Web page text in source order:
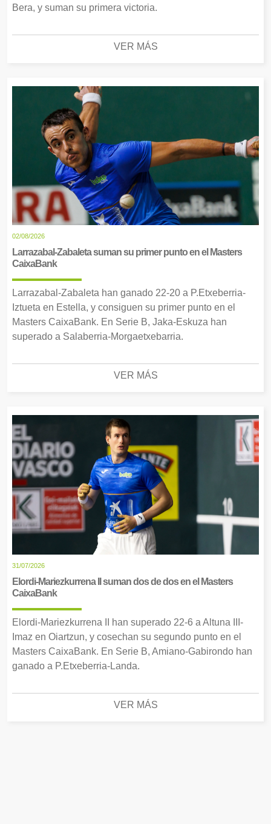
Bera, y suman su primera victoria.
VER MÁS
02/08/2026
Larrazabal-Zabaleta suman su primer punto en el Masters
CaixaBank
Larrazabal-Zabaleta han ganado 22-20 a P.Etxeberria-
Iztueta en Estella, y consiguen su primer punto en el
Masters CaixaBank. En Serie B, Jaka-Eskuza han
superado a Salaberria-Morgaetxebarria.
VER MÁS
31/07/2026
Elordi-Mariezkurrena II suman dos de dos en el Masters
CaixaBank
Elordi-Mariezkurrena II han superado 22-6 a Altuna III-
Imaz en Oiartzun, y cosechan su segundo punto en el
Masters CaixaBank. En Serie B, Amiano-Gabirondo han
ganado a P.Etxeberria-Landa.
VER MÁS